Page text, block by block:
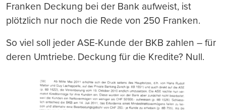
Franken Deckung bei der Bank aufweist, ist
plötzlich nur noch die Rede von 250 Franken.
So viel soll jeder ASE-Kunde der BKB zahlen – für
deren Umtriebe. Deckung für die Kredite? Null.